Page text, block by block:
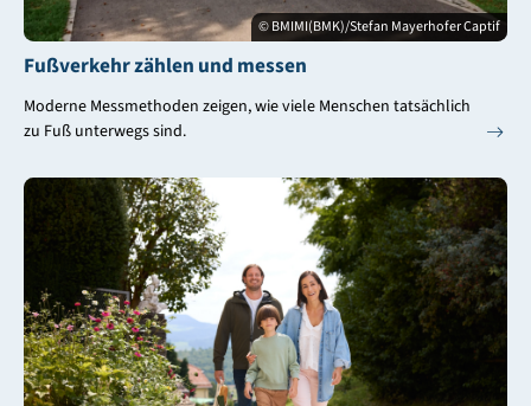
© BMIMI(BMK)/Stefan Mayerhofer Captif
Fußverkehr zählen und messen
Moderne Messmethoden zeigen, wie viele Menschen tatsächlich
zu Fuß unterwegs sind.